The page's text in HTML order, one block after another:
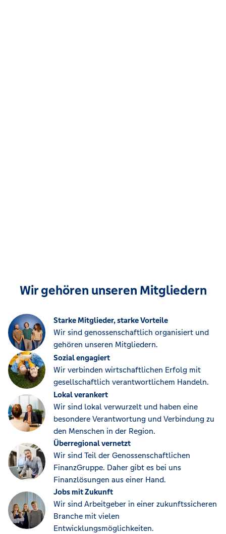
Wir gehören unseren Mitgliedern
Starke Mitglieder, starke Vorteile
Wir sind genossenschaftlich organisiert und
gehören unseren Mitgliedern.
Sozial engagiert
Wir verbinden wirtschaftlichen Erfolg mit
gesellschaftlich verantwortlichem Handeln.
Lokal verankert
Wir sind lokal verwurzelt und haben eine
besondere Verantwortung und Verbindung zu
den Menschen in der Region.
Überregional vernetzt
Wir sind Teil der Genossenschaftlichen
FinanzGruppe. Daher gibt es bei uns
Finanzlösungen aus einer Hand.
Jobs mit Zukunft
Wir sind Arbeitgeber in einer zukunftssicheren
Branche mit vielen
Entwicklungsmöglichkeiten.